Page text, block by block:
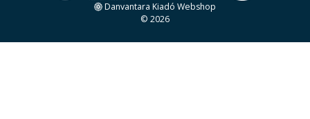
Danvantara Kiadó Webshop
© 2026